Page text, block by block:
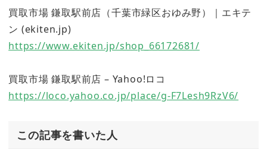
買取市場 鎌取駅前店（千葉市緑区おゆみ野）｜エキテ
ン (ekiten.jp)
https://www.ekiten.jp/shop_66172681/
買取市場 鎌取駅前店 – Yahoo!ロコ
https://loco.yahoo.co.jp/place/g-F7Lesh9RzV6/
この記事を書いた人